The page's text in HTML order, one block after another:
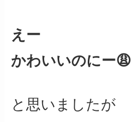
えー
かわいいのにー😩
と思いましたが